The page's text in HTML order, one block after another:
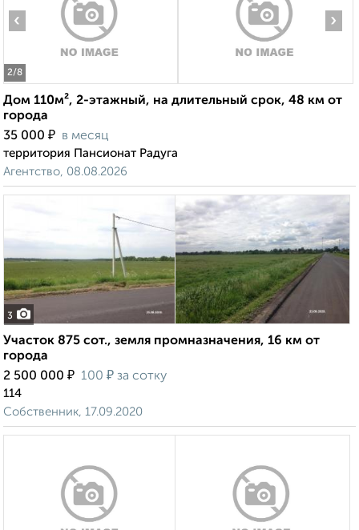
2/8
‹ ›
Дом 110м², 2-этажный, на длительный срок, 48 км от
города
35 000 ₽ в месяц
территория Пансионат Радуга
Агентство, 08.08.2026
3
Участок 875 сот., земля промназначения, 16 км от
города
2 500 000 ₽ 100 ₽ за сотку
114
Собственник, 17.09.2020